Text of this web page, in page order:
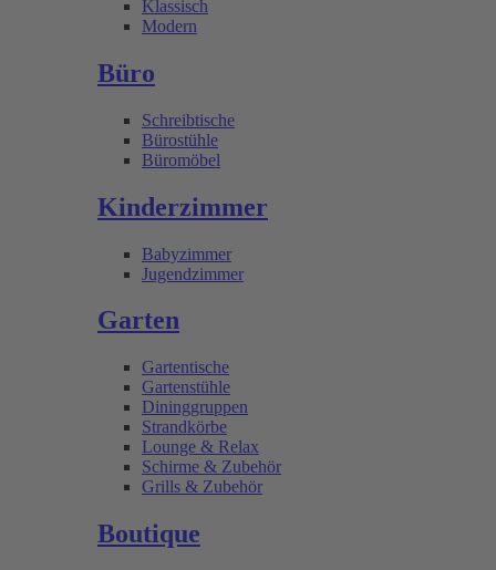
Klassisch
Modern
Büro
Schreibtische
Bürostühle
Büromöbel
Kinderzimmer
Babyzimmer
Jugendzimmer
Garten
Gartentische
Gartenstühle
Dininggruppen
Strandkörbe
Lounge & Relax
Schirme & Zubehör
Grills & Zubehör
Boutique